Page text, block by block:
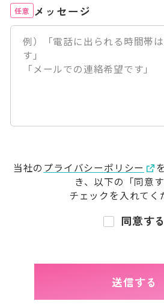
任意 メッセージ
当社の プライバシーポリシー
き、 以下の「同意
チェックを入れてく
同意する